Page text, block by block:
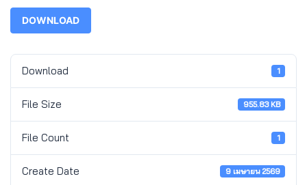
DOWNLOAD
Download 1
File Size 955.83 KB
File Count 1
Create Date 9 เมษายน 2569